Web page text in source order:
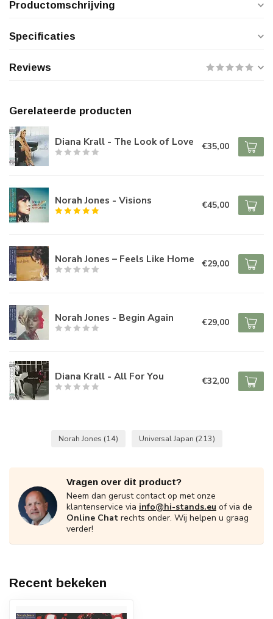
Productomschrijving
Specificaties
Reviews
Gerelateerde producten
Diana Krall - The Look of Love €35,00
Norah Jones - Visions €45,00
Norah Jones – Feels Like Home €29,00
Norah Jones - Begin Again €29,00
Diana Krall - All For You €32,00
Norah Jones (14) Universal Japan (213)
Vragen over dit product?
Neem dan gerust contact op met onze
klantenservice via info@hi-stands.eu of via de
Online Chat rechts onder. Wij helpen u graag
verder!
Recent bekeken